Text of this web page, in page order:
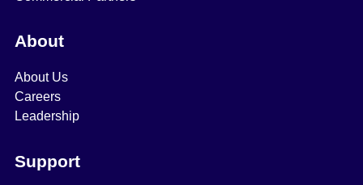
About
About Us
Careers
Leadership
Support